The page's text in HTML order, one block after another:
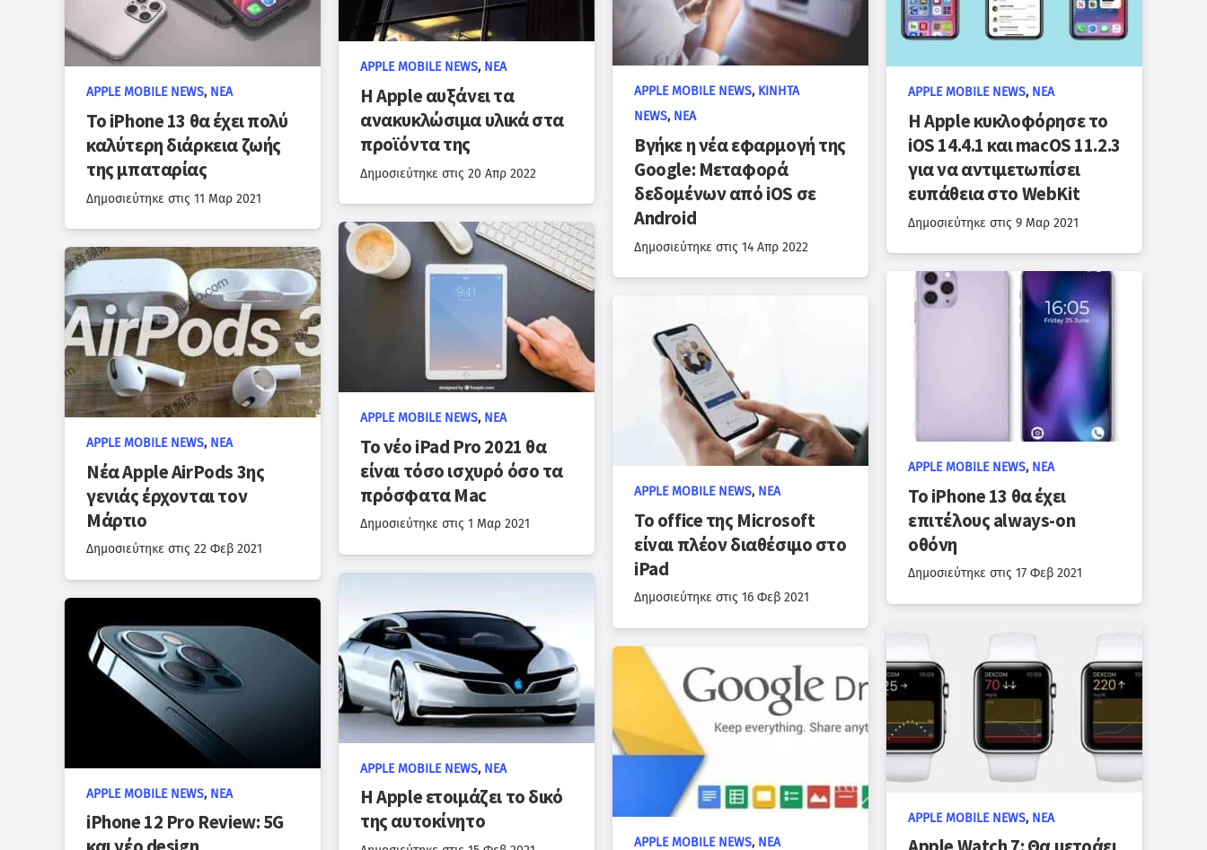
APPLE MOBILE NEWS, ΝΈΑ
Η Apple αυξάνει τα
ανακυκλώσιμα υλικά στα
προϊόντα της
Δημοσιεύτηκε στις 20 Απρ 2022
APPLE MOBILE NEWS, ΚΙΝΗΤΆ
NEWS, ΝΈΑ
Βγήκε η νέα εφαρμογή της
Google: Μεταφορά
δεδομένων από iOS σε
Android
Δημοσιεύτηκε στις 14 Απρ 2022
APPLE MOBILE NEWS, ΝΈΑ
Το iPhone 13 θα έχει πολύ
καλύτερη διάρκεια ζωής
της μπαταρίας
Δημοσιεύτηκε στις 11 Μαρ 2021
APPLE MOBILE NEWS, ΝΈΑ
Η Apple κυκλοφόρησε το
iOS 14.4.1 και macOS 11.2.3
για να αντιμετωπίσει
ευπάθεια στο WebKit
Δημοσιεύτηκε στις 9 Μαρ 2021
APPLE MOBILE NEWS, ΝΈΑ
Το νέο iPad Pro 2021 θα
είναι τόσο ισχυρό όσο τα
πρόσφατα Mac
Δημοσιεύτηκε στις 1 Μαρ 2021
APPLE MOBILE NEWS, ΝΈΑ
Νέα Apple AirPods 3ης
γενιάς έρχονται τον
Μάρτιο
Δημοσιεύτηκε στις 22 Φεβ 2021
APPLE MOBILE NEWS, ΝΈΑ
Το iPhone 13 θα έχει
επιτέλους always-on
οθόνη
Δημοσιεύτηκε στις 17 Φεβ 2021
APPLE MOBILE NEWS, ΝΈΑ
To office της Microsoft
είναι πλέον διαθέσιμo στο
iPad
Δημοσιεύτηκε στις 16 Φεβ 2021
APPLE MOBILE NEWS, ΝΈΑ
Η Apple ετοιμάζει το δικό
της αυτοκίνητο
APPLE MOBILE NEWS, ΝΈΑ
iPhone 12 Pro Review: 5G
APPLE MOBILE NEWS, ΝΈΑ
APPLE MOBILE NEWS, ΝΈΑ